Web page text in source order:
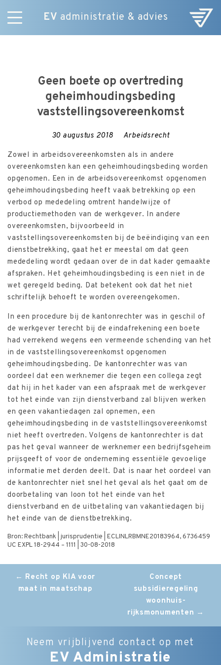
EV administratie & advies
Skip
Vacatures
Contact
Geen boete op overtreding
geheimhoudingsbeding
vaststellingsovereenkomst
30 augustus 2018 Arbeidsrecht
Zowel in arbeidsovereenkomsten als in andere
overeenkomsten kan een geheimhoudingsbeding worden
opgenomen. Een in de arbeidsovereenkomst opgenomen
geheimhoudingsbeding heeft vaak betrekking op een
verbod op mededeling omtrent handelwijze of
productiemethoden van de werkgever. In andere
overeenkomsten, bijvoorbeeld in
vaststellingsovereenkomsten bij de beëindiging van een
dienstbetrekking, gaat het er meestal om dat geen
mededeling wordt gedaan over de in dat kader gemaakte
afspraken. Het geheimhoudingsbeding is een niet in de
wet geregeld beding. Dat betekent ook dat het niet
schriftelijk behoeft te worden overeengekomen.
In een procedure bij de kantonrechter was in geschil of
de werkgever terecht bij de eindafrekening een boete
had verrekend wegens een vermeende schending van het
in de vaststellingsovereenkomst opgenomen
geheimhoudingsbeding. De kantonrechter was van
oordeel dat een werknemer die tegen een collega zegt
dat hij in het kader van een afspraak met de werkgever
tot het einde van zijn dienstverband zal blijven werken
en geen vakantiedagen zal opnemen, een
geheimhoudingsbeding in de vaststellingsovereenkomst
niet heeft overtreden. Volgens de kantonrechter is dat
pas het geval wanneer de werknemer een bedrijfsgeheim
prijsgeeft of voor de onderneming essentiële gevoelige
informatie met derden deelt. Dat is naar het oordeel van
de kantonrechter niet snel het geval als het gaat om de
doorbetaling van loon tot het einde van het
dienstverband en de uitbetaling van vakantiedagen bij
het einde van de dienstbetrekking.
Bron: Rechtbank | jurisprudentie | ECLINLRBMNE20183964, 6736459
UC EXPL 18-2944 – 1111 | 30-08-2018
Post
navigation
← Recht op KIA voor
maat in maatschap
Concept
subsidieregeling
woonhuis-
rijksmonumenten →
Neem vrijblijvend contact op met
EV Administratie